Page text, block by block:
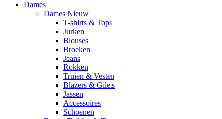
Dames
Dames Nieuw
T-shirts & Tops
Jurken
Blouses
Broeken
Jeans
Rokken
Truien & Vesten
Blazers & Gilets
Jassen
Accessoires
Schoenen